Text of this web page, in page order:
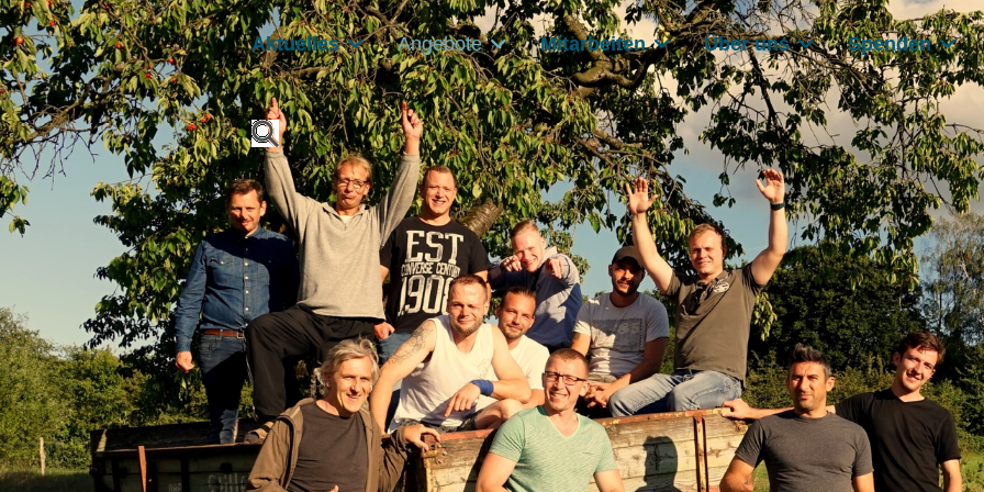
Aktuelles Angebote Mitarbeiten Über uns Spenden